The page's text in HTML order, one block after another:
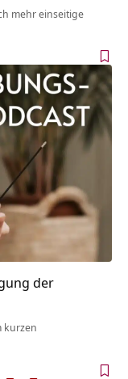
mehr einseitige
der
kurzen